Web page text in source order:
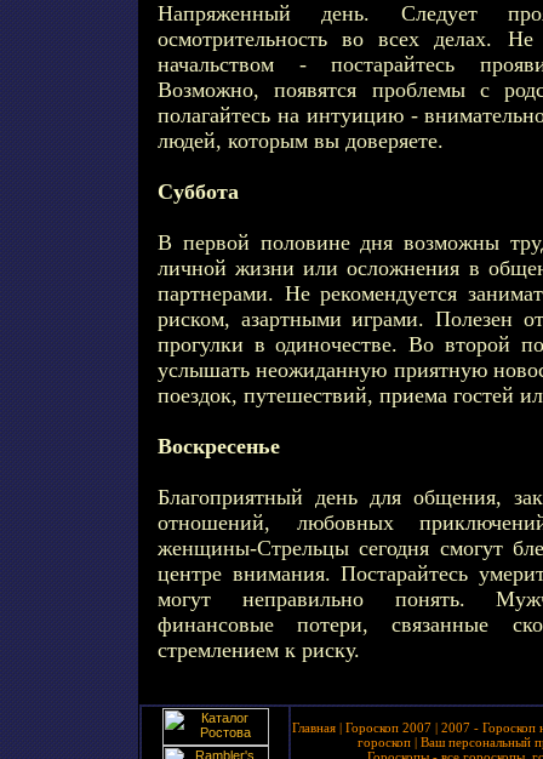
Напряженный день. Следует
осмотрительность во всех делах.
начальством - постарайтесь
Возможно, появятся проблемы с
полагайтесь на интуицию -
людей, которым вы доверяете.
Суббота
В первой половине дня возможны
личной жизни или осложнения в
партнерами. Не рекомендуется
риском, азартными играми. Полезен
прогулки в одиночестве. Во второй
услышать неожиданную приятную
поездок, путешествий, приема гостей
Воскресенье
Благоприятный день для общения,
отношений, любовных
женщины-Стрельцы сегодня смогут
центре внимания. Постарайтесь
могут неправильно понять.
финансовые потери, связанные
стремлением к риску.
Главная | Гороскоп 2007 | 2007 - Гороскоп
гороскоп| Ваш персональный